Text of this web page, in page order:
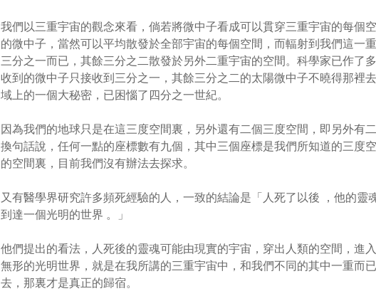
我們以三重宇宙的觀念來看，倘若將微中子看成可以貫穿三重宇宙的每個
的微中子，當然可以平均散發於全部宇宙的每個空間，而輻射到我們這一
三分之一而已，其餘三分之二散發於另外二重宇宙的空間。科學家已作了
收到的微中子只接收到三分之一，其餘三分之二的太陽微中子不曉得那裡
域上的一個大秘密，已困惱了四分之一世紀。
因為我們的地球只是在這三度空間裏，另外還有二個三度空間，即另外有
換句話說，任何一點的座標數有九個，其中三個座標是我們所知道的三度
的空間裏，目前我們沒有辦法去探求。
又有醫學界研究許多頻死經驗的人，一致的結論是「人死了以後 ，他的靈
到達一個光明的世界 。」
他們提出的看法，人死後的靈魂可能由現實的宇宙，穿出人類的空間，進
無形的光明世界，就是在我所講的三重宇宙中，和我們不同的其中一重而
去，那裏才是真正的歸宿。